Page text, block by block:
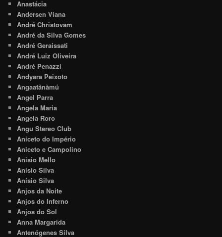
Anastácia
Andersen Viana
André Christovam
André da Silva Gomes
André Geraissati
André Luiz Oliveira
André Penazzi
Andyara Peixoto
Angaatãnàmú
Angel Parra
Angela Maria
Angela Roro
Angu Stereo Club
Aniceto do Império
Aniceto e Campolino
Anisio Mello
Anisio Silva
Anísio Silva
Anjos da Noite
Anjos do Inferno
Anjos do Sol
Anna Margarida
Antenógenes Silva